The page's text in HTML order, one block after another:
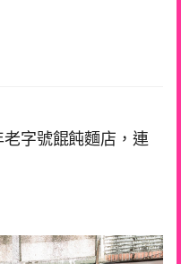
字號餛飩麵店，連